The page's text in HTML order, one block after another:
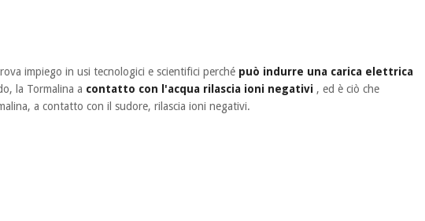
impiego in usi tecnologici e scientifici perché può indurre una carica elettrica
la Tormalina a contatto con l'acqua rilascia ioni negativi , ed è ciò che
a contatto con il sudore, rilascia ioni negativi.